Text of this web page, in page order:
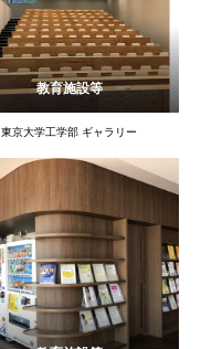
教育施設等
東京大学工学部 ギャラリー